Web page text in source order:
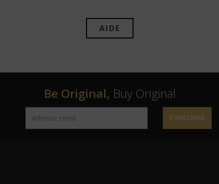
AIDE
Be Original, Buy Original
S'INSCRIRE